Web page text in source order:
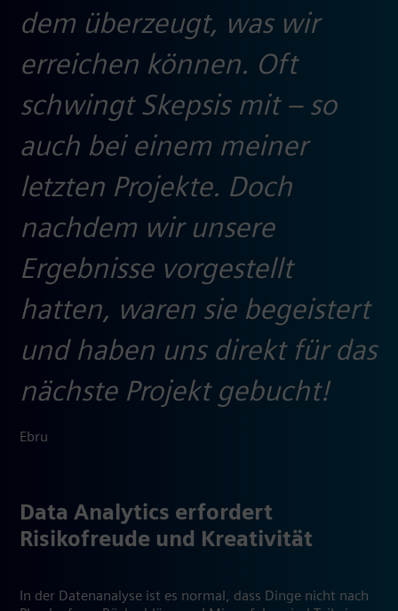
dem überzeugt, was wir
erreichen können. Oft
schwingt Skepsis mit – so
auch bei einem meiner
letzten Projekte. Doch
nachdem wir unsere
Ergebnisse vorgestellt
hatten, waren sie begeistert
und haben uns direkt für das
nächste Projekt gebucht!
Ebru
Data Analytics erfordert
Risikofreude und Kreativität
In der Datenanalyse ist es normal, dass Dinge nicht nach